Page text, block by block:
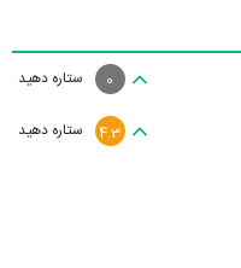
ستاره دهید 0
ستاره دهید 4.3